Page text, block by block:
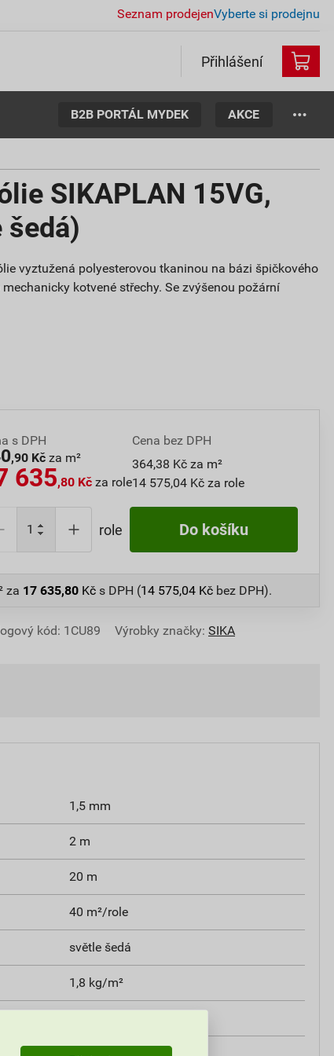
Seznam prodejenVyberte si prodejnu
Přihlášení
B2B PORTÁL MYDEK AKCE
SIKAPLAN 15VG,
vyztužená polyesterovou tkaninou na bázi špičkového
kotvené střechy. Se zvýšenou požární
s DPH
,90 Kč za m²
635,80 Kč za role
Cena bez DPH
364,38 Kč za m²
14 575,04 Kč za role
role Do košíku
za 17 635,80 Kč s DPH (14 575,04 Kč bez DPH).
kód: 1CU89 Výrobky značky: SIKA
1,5 mm
2 m
20 m
40 m²/role
světle šedá
1,8 kg/m²
kotvení